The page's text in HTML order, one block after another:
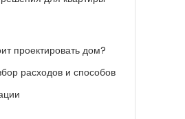
проектировать дом?
расходов и способов